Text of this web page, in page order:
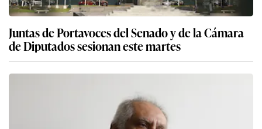
Juntas de Portavoces del Senado y de la Cámara
de Diputados sesionan este martes